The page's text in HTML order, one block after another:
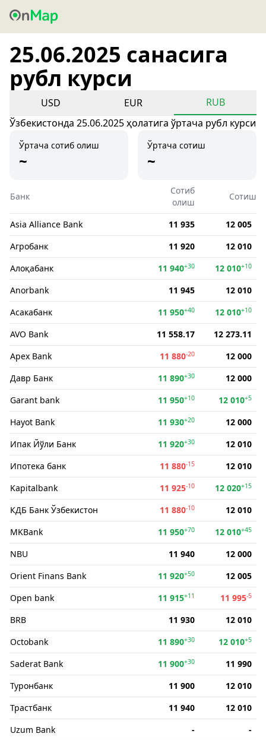
25.06.2025 санасига
рубл курси
USD EUR
RUB
Ўзбекистонда 25.06.2025 ҳолатига ўртача рубл курси
Ўртача сотиб олиш
~
Ўртача сотиш
~
Банк
Сотиб
олиш
Сотиш
Asia Alliance Bank 11 935
12 005
Агробанк
11 920
12 010
Алоқабанк
11 940+30 12 010+10
Anorbank 11 945
12 010
Асакабанк
11 950+40 12 010+10
AVO Bank 11 558.17
12 273.11
Apex Bank
11 880-20
12 000
Давр Банк
11 890+30
12 000
Garant bank
11 950+10 12 010+5
Hayot Bank 11 930+20
12 000
Ипак Йўли Банк
11 920+30
12 010
Ипотека банк
11 880-15
12 010
Kapitalbank
11 925-10 12 020+15
КДБ Банк Ўзбекистон 11 880-10
12 010
MKBank
11 950+70 12 010+45
NBU 11 940
12 000
Orient Finans Bank
11 920+50
12 005
Open bank
11 915+11 11 995-5
BRB 11 930
12 010
Octobank
11 890+30 12 010+5
Saderat Bank 11 900+30
11 990
Туронбанк
11 900
12 010
Трастбанк
11 940
12 010
Uzum Bank
-
-